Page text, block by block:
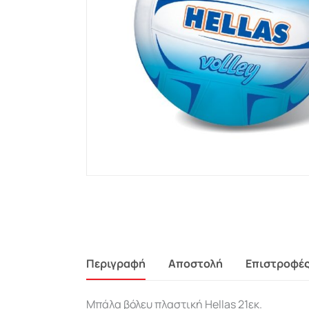
Περιγραφή Αποστολή
Μπάλα βόλευ πλαστική Hellas 21εκ.